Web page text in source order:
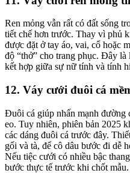
Ren mỏng vẫn rất có đất sống
tiết chế hơn trước. Thay vì phủ
được đặt ở tay áo, vai, cổ hoặc
độ “thở” cho trang phục. Đây
kết hợp giữa sự nữ tính và tính
12. Váy cưới đuôi cá
Đuôi cá giúp nhấn mạnh đường
eo. Tuy nhiên, phiên bản 2025
các dáng đuôi cá trước đây.
gối và tà, để cô dâu bước đi dễ
Nếu tiệc cưới có nhiều bậc
bước thực tế trước khi chốt mẫu.